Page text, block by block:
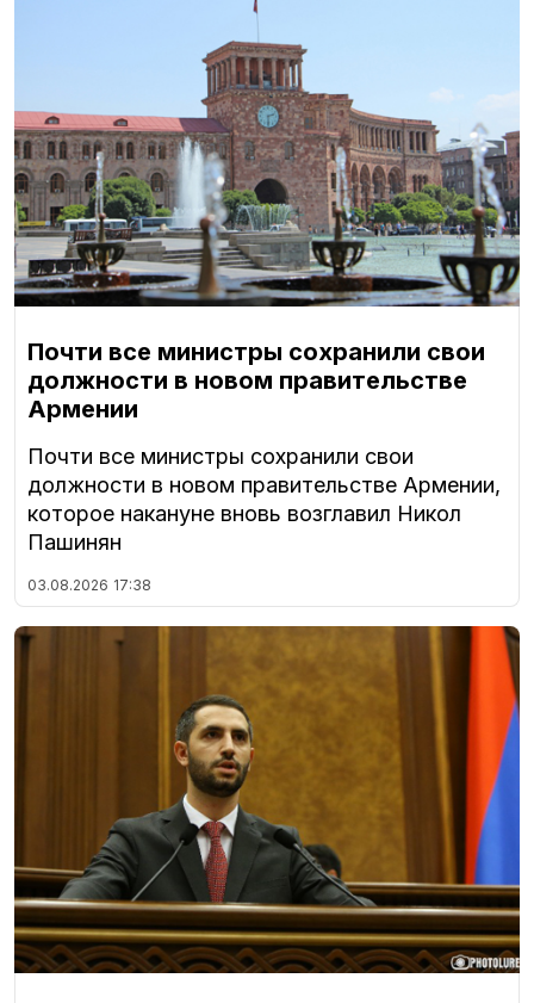
Почти все министры сохранили свои
должности в новом правительстве
Армении
Почти все министры сохранили свои
должности в новом правительстве Армении,
которое накануне вновь возглавил Никол
Пашинян
03.08.2026 17:38